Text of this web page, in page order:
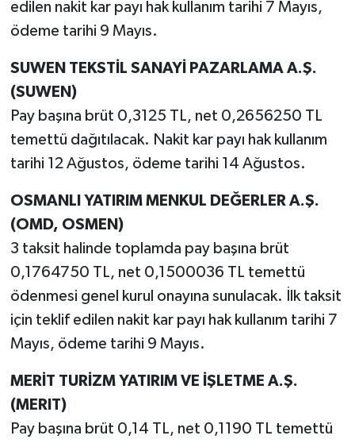
edilen nakit kar payı hak kullanım tarihi 7 Mayıs,
ödeme tarihi 9 Mayıs.
SUWEN TEKSTİL SANAYİ PAZARLAMA A.Ş.
(SUWEN)
Pay başına brüt 0,3125 TL, net 0,2656250 TL
temettü dağıtılacak. Nakit kar payı hak kullanım
tarihi 12 Ağustos, ödeme tarihi 14 Ağustos.
OSMANLI YATIRIM MENKUL DEĞERLER A.Ş.
(OMD, OSMEN)
3 taksit halinde toplamda pay başına brüt
0,1764750 TL, net 0,1500036 TL temettü
ödenmesi genel kurul onayına sunulacak. İlk taksit
için teklif edilen nakit kar payı hak kullanım tarihi 7
Mayıs, ödeme tarihi 9 Mayıs.
MERİT TURİZM YATIRIM VE İŞLETME A.Ş.
(MERIT)
Pay başına brüt 0,14 TL, net 0,1190 TL temettü